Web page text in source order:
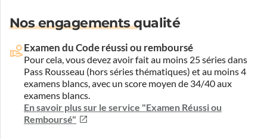
Nos engagements qualité
Examen du Code réussi ou remboursé
Pour cela, vous devez avoir fait au moins 25 séries dans
Pass Rousseau (hors séries thématiques) et au moins 4
examens blancs, avec un score moyen de 34/40 aux
examens blancs.
En savoir plus sur le service "Examen Réussi ou
Remboursé"